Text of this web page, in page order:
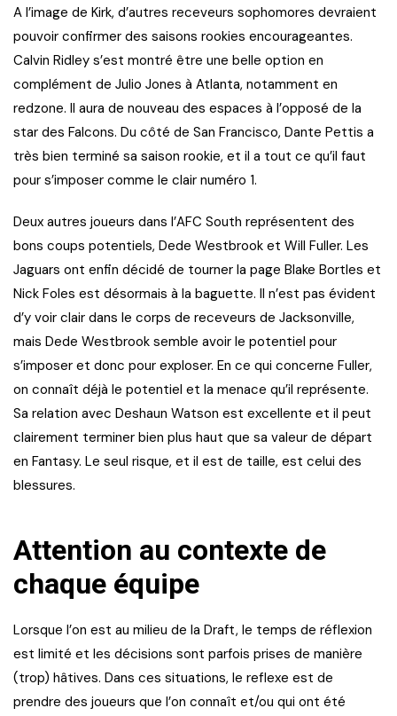
A l’image de Kirk, d’autres receveurs sophomores devraient
pouvoir confirmer des saisons rookies encourageantes.
Calvin Ridley s’est montré être une belle option en
complément de Julio Jones à Atlanta, notamment en
redzone. Il aura de nouveau des espaces à l’opposé de la
star des Falcons. Du côté de San Francisco, Dante Pettis a
très bien terminé sa saison rookie, et il a tout ce qu’il faut
pour s’imposer comme le clair numéro 1.
Deux autres joueurs dans l’AFC South représentent des
bons coups potentiels, Dede Westbrook et Will Fuller. Les
Jaguars ont enfin décidé de tourner la page Blake Bortles et
Nick Foles est désormais à la baguette. Il n’est pas évident
d’y voir clair dans le corps de receveurs de Jacksonville,
mais Dede Westbrook semble avoir le potentiel pour
s’imposer et donc pour exploser. En ce qui concerne Fuller,
on connaît déjà le potentiel et la menace qu’il représente.
Sa relation avec Deshaun Watson est excellente et il peut
clairement terminer bien plus haut que sa valeur de départ
en Fantasy. Le seul risque, et il est de taille, est celui des
blessures.
Attention au contexte de
chaque équipe
Lorsque l’on est au milieu de la Draft, le temps de réflexion
est limité et les décisions sont parfois prises de manière
(trop) hâtives. Dans ces situations, le reflexe est de
prendre des joueurs que l’on connaît et/ou qui ont été